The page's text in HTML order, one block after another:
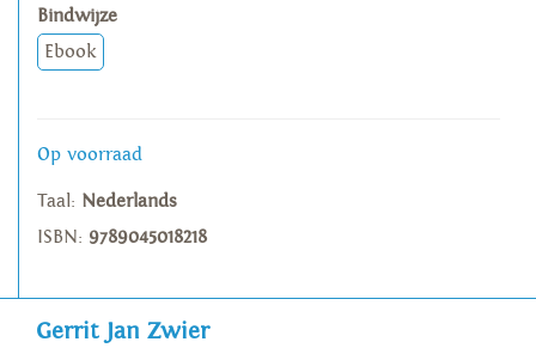
Bindwijze
Ebook
Op voorraad
Taal: Nederlands
ISBN: 9789045018218
Gerrit Jan Zwier